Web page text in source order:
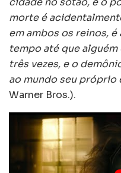
morte é
em ambos os reinos,
tempo até que
três vezes, e o
ao mundo seu próprio
Warner Bros.).